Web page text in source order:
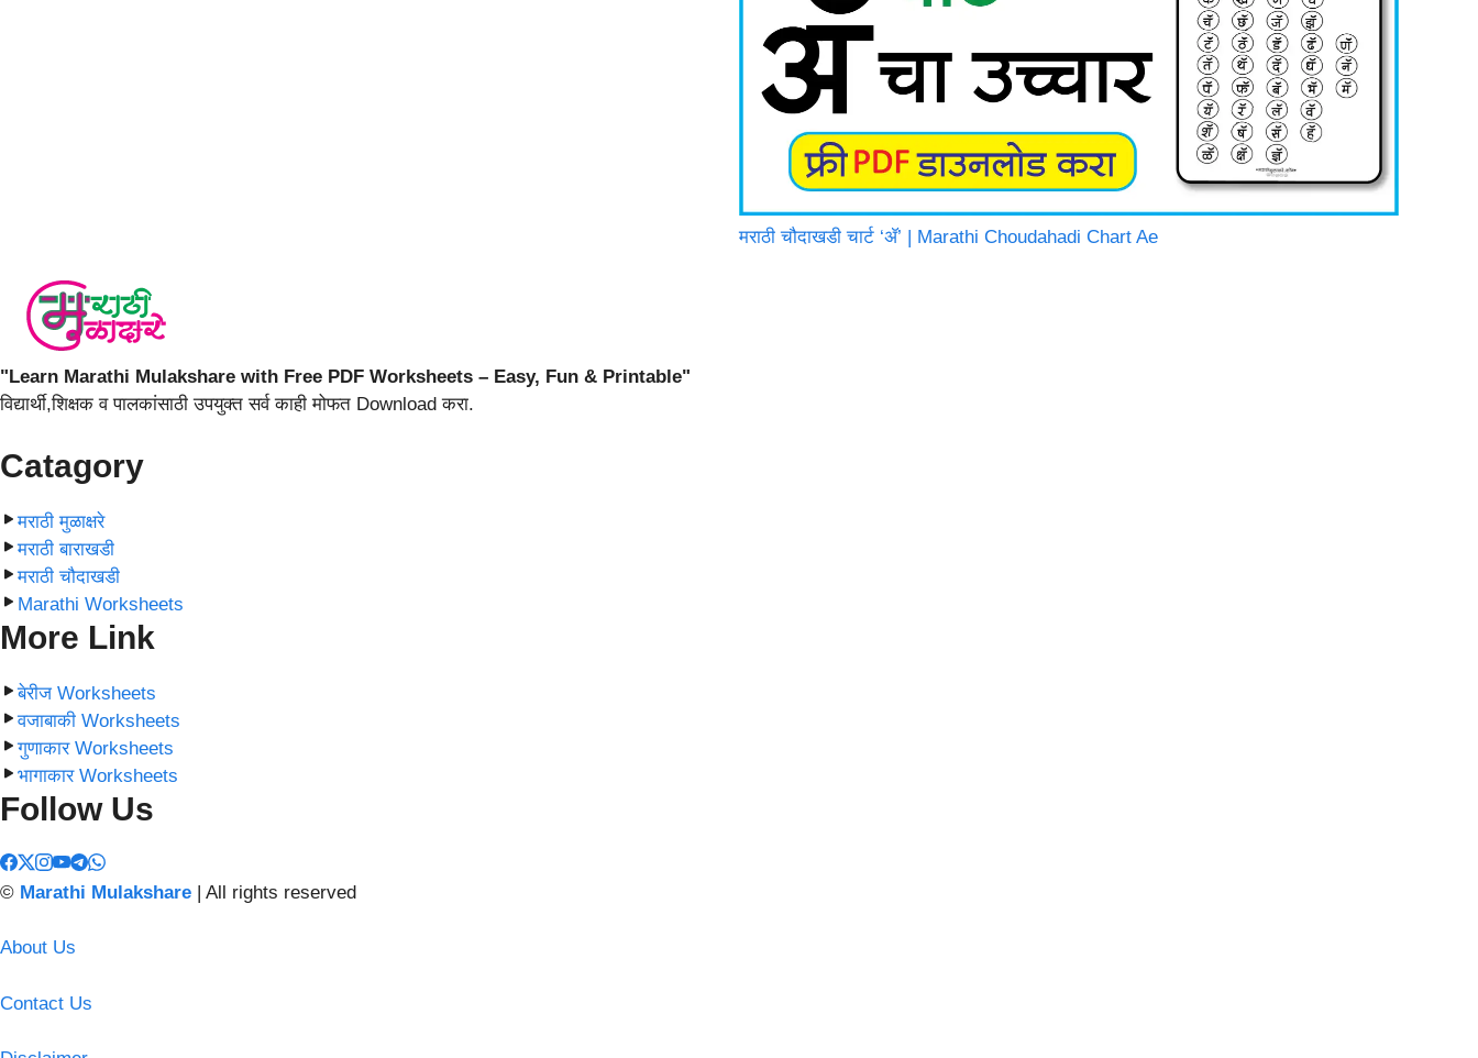
मराठी चौदाखडी चार्ट ‘ॲ’ | Marathi Choudahadi Chart Ae
"Learn Marathi Mulakshare with Free PDF Worksheets – Easy, Fun & Printable"
विद्यार्थी,शिक्षक व पालकांसाठी उपयुक्त सर्व काही मोफत Download करा.
Catagory
मराठी मुळाक्षरे
मराठी बाराखडी
मराठी चौदाखडी
Marathi Worksheets
More Link
बेरीज Worksheets
वजाबाकी Worksheets
गुणाकार Worksheets
भागाकार Worksheets
Follow Us
© Marathi Mulakshare | All rights reserved
About Us
Contact Us